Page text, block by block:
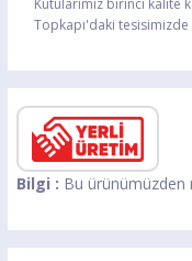
Kutularımız birinci kalite
Topkapı'daki
Bilgi : Bu ürünümüzden